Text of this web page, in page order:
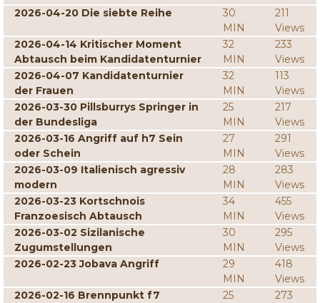
2026-04-20 Die siebte Reihe
30
MIN
211
Views
2026-04-14 Kritischer Moment
Abtausch beim Kandidatenturnier
32
MIN
233
Views
2026-04-07 Kandidatenturnier
der Frauen
32
MIN
113
Views
2026-03-30 Pillsburrys Springer in
der Bundesliga
25
MIN
217
Views
2026-03-16 Angriff auf h7 Sein
oder Schein
27
MIN
291
Views
2026-03-09 Italienisch agressiv
modern
28
MIN
283
Views
2026-03-23 Kortschnois
Franzoesisch Abtausch
34
MIN
455
Views
2026-03-02 Sizilanische
Zugumstellungen
30
MIN
295
Views
2026-02-23 Jobava Angriff
29
MIN
418
Views
2026-02-16 Brennpunkt f7
25
273